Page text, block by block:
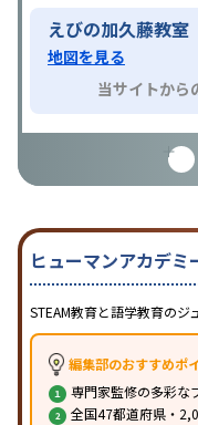
えびの加久藤教室
地図を見る
当サイトから
ヒューマンアカデミ
STEAM教育と語学教育のジ
編集部のおすすめポ
専門家監修の多彩な
全国47都道府県・